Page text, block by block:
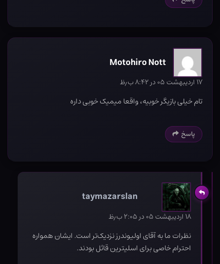
Motohiro Nott
۱۷ اردیبهشت ۰۵ در ۸:۴۲ ب٫ظ
تام خیلی بازیگر خوبیه، واقعا میمیک خوبی داره
پاسخ
taymazarslan
۱۸ اردیبهشت ۰۵ در ۲:۰۵ ب٫ظ
نظرات ما به آقای اولیوندرز نزدیک‌تر است. ایشان همواره
احترام خاصی برای اسلیترین قائل بودند.